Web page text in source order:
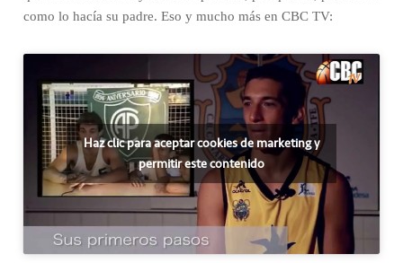
como lo hacía su padre. Eso y mucho más en CBC TV:
Haz clic para aceptar cookies de marketing y
permitir este contenido